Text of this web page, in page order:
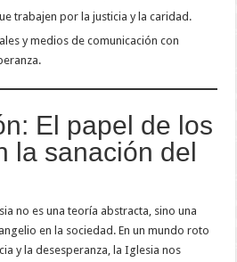
trabajen por la justicia y la caridad.
y medios de comunicación con
El papel de los
la sanación del
no es una teoría abstracta, sino una
en la sociedad. En un mundo roto
y la desesperanza, la Iglesia nos